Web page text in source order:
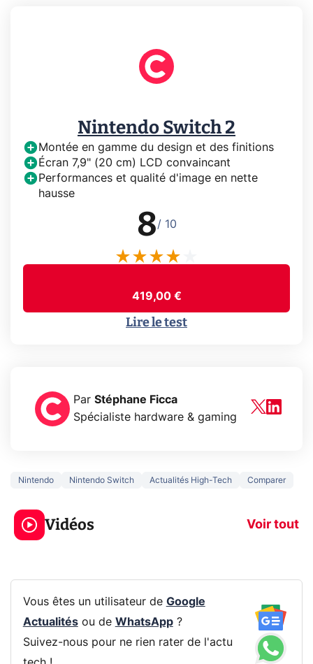
Nintendo Switch 2
Montée en gamme du design et des finitions
Écran 7,9" (20 cm) LCD convaincant
Performances et qualité d'image en nette
hausse
8/ 10
419,00 €
Lire le test
Par Stéphane Ficca
Spécialiste hardware & gaming
Nintendo Nintendo Switch Actualités High-Tech Comparer
Vidéos Voir tout
319€ ? Voici L'AOC
CQ32G4ZA !
5 générations
prochaine
Vous êtes un utilisateur de Google
Actualitésou de WhatsApp?
Suivez-nous pour ne rien rater de l'actu